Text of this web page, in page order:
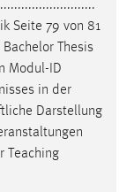
7.1
Seite 79 von 81
Bachelor Thesis
Modul-ID
in der
Darstellung